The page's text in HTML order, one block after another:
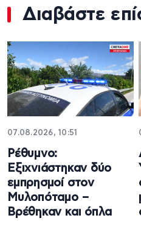
Διαβάστε
07.08.2026, 10:51
Ρέθυμνο:
Εξιχνιάστηκαν δύο
εμπρησμοί στον
Μυλοπόταμο –
Βρέθηκαν και όπλα